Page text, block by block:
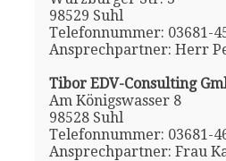
98529 Suhl
Telefonnummer: 03681-
Ansprechpartner: Herr
Tibor EDV-Consulting
Am Königswasser 8
98528 Suhl
Telefonnummer: 03681-
Ansprechpartner: Frau